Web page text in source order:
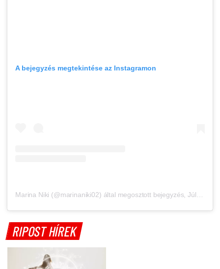
A bejegyzés megtekintése az Instagramon
Marina Niki (@marinaniki02) által megosztott bejegyzés ,Júl 6., 2020, időpont: 10:44 (PDT időzóna szerint)
RIPOST HÍREK